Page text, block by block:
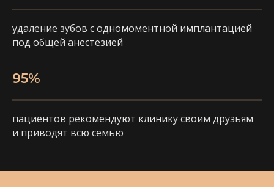
удаление зубов с одномоментной имплантацией
под общей анестезией
95%
пациентов рекомендуют клинику своим друзьям
и приводят всю семью